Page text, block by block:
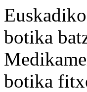
botika
botika